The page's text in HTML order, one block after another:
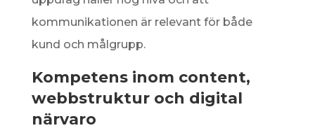
kommunikationen är relevant för både
kund och målgrupp.
Kompetens inom content,
webbstruktur och digital
närvaro